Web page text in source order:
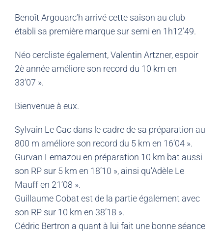
Benoît Argouarc’h arrivé cette saison au club
établi sa première marque sur semi en 1h12’49.
Néo cercliste également, Valentin Artzner, espoir
2è année améliore son record du 10 km en
33’07 ».
Bienvenue à eux.
Sylvain Le Gac dans le cadre de sa préparation au
800 m améliore son record du 5 km en 16’04 ».
Gurvan Lemazou en préparation 10 km bat aussi
son RP sur 5 km en 18’10 », ainsi qu’Adèle Le
Mauff en 21’08 ».
Guillaume Cobat est de la partie également avec
son RP sur 10 km en 38’18 ».
Cédric Bertron a quant à lui fait une bonne séance